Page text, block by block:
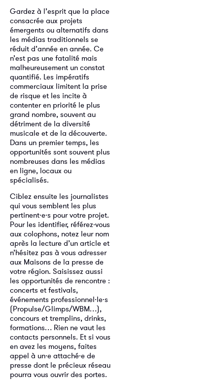
Gardez à l’esprit que la place
consacrée aux projets
émergents ou alternatifs dans
les médias traditionnels se
réduit d’année en année. Ce
n’est pas une fatalité mais
malheureusement un constat
quantifié. Les impératifs
commerciaux limitent la prise
de risque et les incite à
contenter en priorité le plus
grand nombre, souvent au
détriment de la diversité
musicale et de la découverte.
Dans un premier temps, les
opportunités sont souvent plus
nombreuses dans les médias
en ligne, locaux ou
spécialisés.
Ciblez ensuite les journalistes
qui vous semblent les plus
pertinent·e·s pour votre projet.
Pour les identifier, référez-vous
aux colophons, notez leur nom
après la lecture d’un article et
n’hésitez pas à vous adresser
aux Maisons de la presse de
votre région. Saisissez aussi
les opportunités de rencontre :
concerts et festivals,
événements professionnel·le·s
(Propulse/Glimps/WBM…),
concours et tremplins, drinks,
formations… Rien ne vaut les
contacts personnels. Et si vous
en avez les moyens, faites
appel à un·e attaché·e de
presse dont le précieux réseau
pourra vous ouvrir des portes.